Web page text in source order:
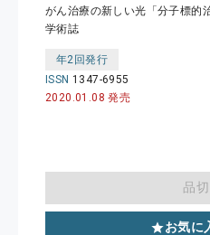
がん治療の新しい光「分子標的
学術誌
年2回発行
ISSN 1347-6955
2020.01.08 発売
品
お気に